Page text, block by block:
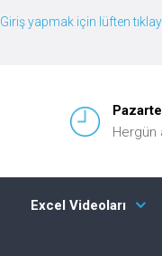
Giriş yapmak için lüften
Hergün
Excel Videoları